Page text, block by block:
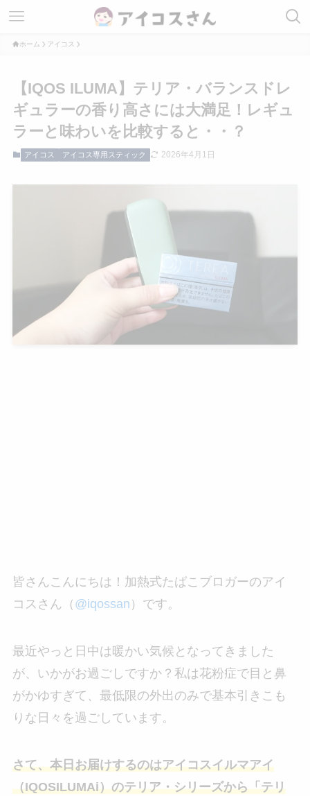
ホーム アイコス
【IQOS ILUMA】テリア・バランスドレ
ギュラーの香り高さには大満足！レギュ
ラーと味わいを比較すると・・？
アイコス アイコス専用スティック 2026年4月1日
皆さんこんにちは！加熱式たばこブロガーのアイ
コスさん（ @iqossan ）です。
最近やっと日中は暖かい気候となってきました
が、いかがお過ごしですか？私は花粉症で目と鼻
がかゆすぎて、最低限の外出のみで基本引きこも
りな日々を過ごしています。
さて、本日お届けするのはアイコスイルマアイ
（IQOSILUMAi）のテリア・シリーズから「テリ